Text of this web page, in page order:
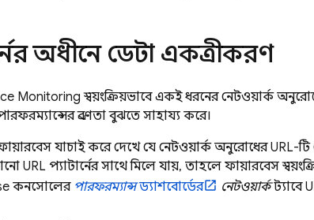
অধীনে ডেটা একত্রীকরণ
Monitoring স্বয়ংক্রিয়ভাবে একই ধরনের নেটওয়ার্ক
প্রবণতা বুঝতে সাহায্য করে।
ফায়ারবেস যাচাই করে দেখে যে নেটওয়ার্ক অনুরোধের URL-
URL প্যাটার্নের সাথে মিলে যায়, তাহলে ফায়ারবেস
কনসোলের পারফরম্যান্সড্যাশবোর্ডের নেটওয়ার্কট্যাবে